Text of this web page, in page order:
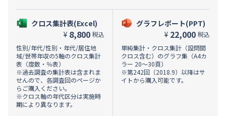
クロス集計表(Excel)
¥ 8,800 税込
性別/年代/性別・年代/居住地
域/世帯年収の5軸のクロス集計
表（度数・％表）
※過去調査の集計表は含まれま
せんので、各調査回のページか
らご購入ください。
※クロス軸の年代区分は実施時
期により異なります。
グラフレポート(PPT)
¥ 22,000 税込
単純集計・クロス集計（設問間
クロス含む）のグラフ集（A4カ
ラー 20～30頁）
※第242回（2018.9）以降はサ
イトから購入可能です。